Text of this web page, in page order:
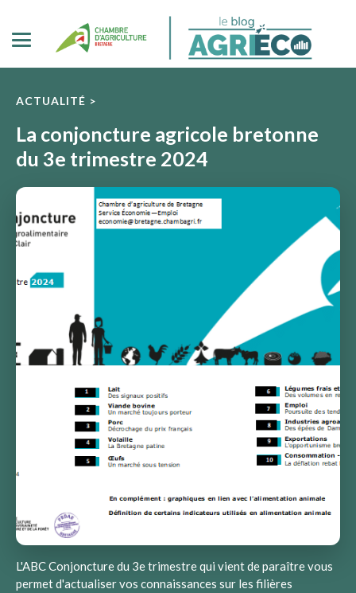
ACTUALITÉ >
La conjoncture agricole bretonne
du 3e trimestre 2024
L'ABC Conjoncture du 3e trimestre qui vient de paraître vous
permet d'actualiser vos connaissances sur les filières